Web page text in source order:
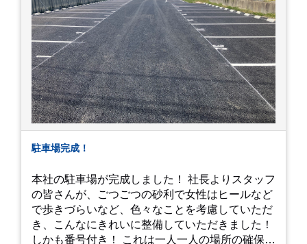
駐車場完成！
本社の駐車場が完成しました！ 社長よりスタッフ
の皆さんが、ごつごつの砂利で女性はヒールなど
で歩きづらいなど、色々なことを考慮していただ
き、こんなにきれいに整備していただきました！
しかも番号付き！ これは一人一人の場所の確保は